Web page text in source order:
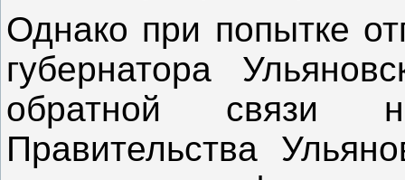
Однако при попытке
губернатора
обратной связи
Правительства